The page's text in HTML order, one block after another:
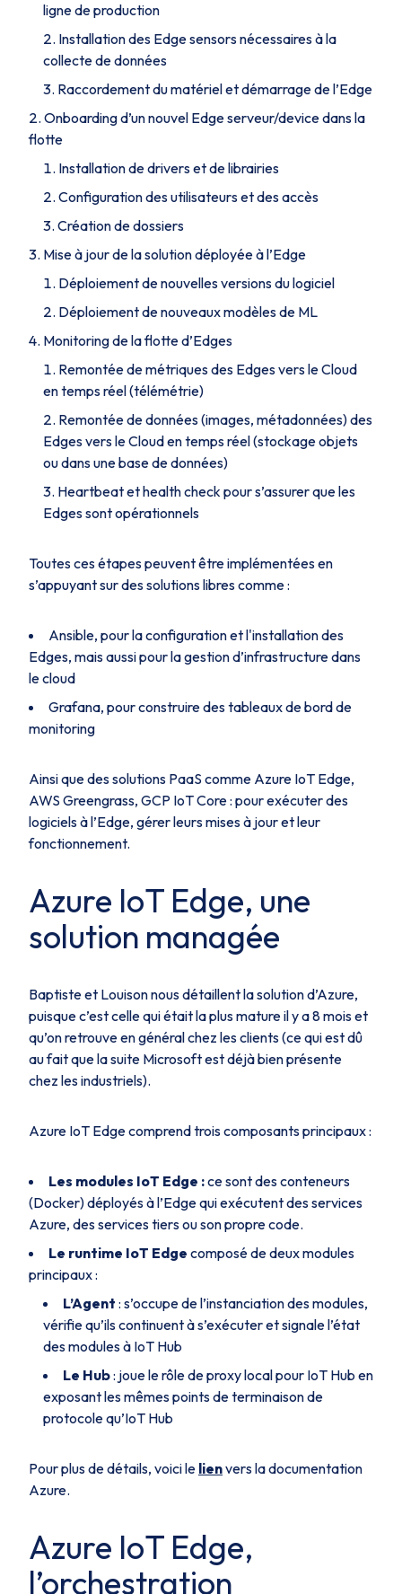
ligne de production
Installation des Edge sensors nécessaires à la
collecte de données
Raccordement du matériel et démarrage de l’Edge
Onboarding d’un nouvel Edge serveur/device dans la
flotte
Installation de drivers et de librairies
Configuration des utilisateurs et des accès
Création de dossiers
Mise à jour de la solution déployée à l’Edge
Déploiement de nouvelles versions du logiciel
Déploiement de nouveaux modèles de ML
Monitoring de la flotte d’Edges
Remontée de métriques des Edges vers le Cloud
en temps réel (télémétrie)
Remontée de données (images, métadonnées) des
Edges vers le Cloud en temps réel (stockage objets
ou dans une base de données)
Heartbeat et health check pour s’assurer que les
Edges sont opérationnels
Toutes ces étapes peuvent être implémentées en
s’appuyant sur des solutions libres comme :
Ansible, pour la configuration et l'installation des
Edges, mais aussi pour la gestion d’infrastructure dans
le cloud
Grafana, pour construire des tableaux de bord de
monitoring
Ainsi que des solutions PaaS comme Azure IoT Edge,
AWS Greengrass, GCP IoT Core : pour exécuter des
logiciels à l’Edge, gérer leurs mises à jour et leur
fonctionnement.
Azure IoT Edge, une
solution managée
Baptiste et Louison nous détaillent la solution d’Azure,
puisque c’est celle qui était la plus mature il y a 8 mois et
qu’on retrouve en général chez les clients (ce qui est dû
au fait que la suite Microsoft est déjà bien présente
chez les industriels).
Azure IoT Edge comprend trois composants principaux :
Les modules IoT Edge :ce sont des conteneurs
(Docker) déployés à l’Edge qui exécutent des services
Azure, des services tiers ou son propre code.
Le runtime IoT Edge composé de deux modules
principaux :
L’Agent : s’occupe de l’instanciation des modules,
vérifie qu’ils continuent à s’exécuter et signale l’état
des modules à IoT Hub
Le Hub: joue le rôle de proxy local pour IoT Hub en
exposant les mêmes points de terminaison de
protocole qu’IoT Hub
Pour plus de détails, voici le lienvers la documentation
Azure.
Azure IoT Edge,
l’orchestration